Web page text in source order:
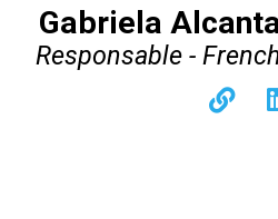
Gabriela
Responsable -